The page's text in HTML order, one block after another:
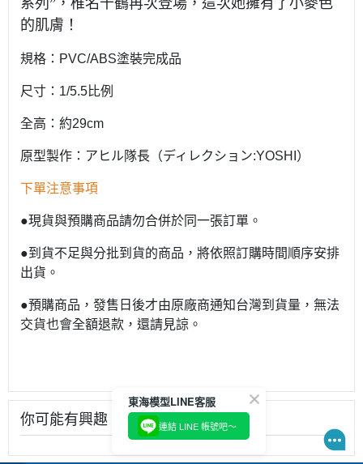
的肌膚！
規格：PVC/ABS塗裝完成品
尺寸：1/5.5比例
全高：約29cm
原型製作：アヒル隊長（ディレクション:YOSHI）
下單注意事項
●現貨與預購商品請勿合併於同一張訂單。
●到貨不足與分批到貨的商品，將依照訂購時間順序安排
出貨。
●預購商品，發售日後才由原廠商通知台灣到貨量，無法
交貨也會全額退款，還請見諒。
你可能有興趣
東海模型LINE客服
連結 LINE 帳號吧～